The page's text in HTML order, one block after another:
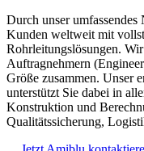
Durch unser
Kunden weltweit mit
Rohrleitungslösungen.
Auftragnehmern
Größe zusammen. Unser
unterstützt Sie dabei in
Konstruktion und
Qualitätssicherung,